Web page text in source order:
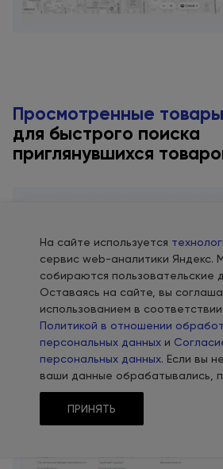
Просмотренные товары
для быстрого поиска
приглянувшихся
6 вариантов
отображения футера
На сайте используется
сервис web-аналитики Яндекс.
собираются пользовательские
Оставаясь на сайте, вы
использованием в
Политикой в отношении
персональных данных и
персональных данных. Если вы
ваши данные обрабатывались,
ПРИНЯТЬ